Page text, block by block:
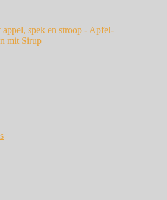
appel, spek en stroop - Apfel-
mit Sirup